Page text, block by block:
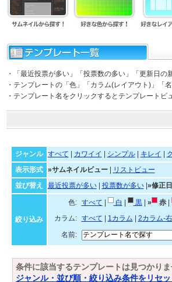
・「最近投票が多い」「投票数の多い」「更新日の
・テンプレートの「色」「カラム(レイアウト)」「
・テンプレート名をクリックするとテンプレートビ
ジャンル
すべて カワイイ シンプル| キレイ
表示形式
»サムネイルビュー|
リストビュー
並び替え
最近投票が多い| 投票数が多い| »修正
絞り込み
色: すべて 白 黒| » 赤|
カラム:
すべて 1カラム 2カラム-
名前:
条件に該当するテンプレートは見つかりま
ジャンル・並び順・絞り込み条件をリセッ